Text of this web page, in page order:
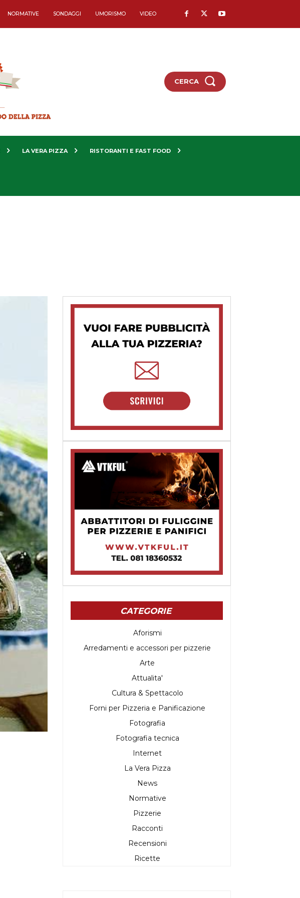
NORMATIVE SONDAGGI UMORISMO VIDEO
CERCA
LA VERA PIZZA RISTORANTI E FAST FOOD
CATEGORIE
Aforismi
Arredamenti e accessori per pizzerie
Arte
Attualita'
Cultura & Spettacolo
Forni per Pizzeria e Panificazione
Fotografia
Fotografia tecnica
Internet
La Vera Pizza
News
Normative
Pizzerie
Racconti
Recensioni
Ricette